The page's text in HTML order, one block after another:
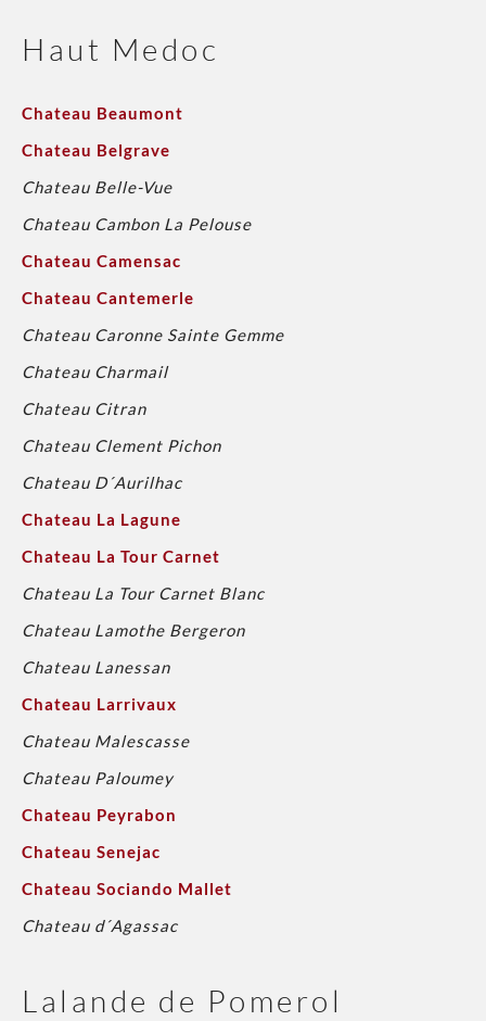
Haut Medoc
Chateau Beaumont
Chateau Belgrave
Chateau Belle-Vue
Chateau Cambon La Pelouse
Chateau Camensac
Chateau Cantemerle
Chateau Caronne Sainte Gemme
Chateau Charmail
Chateau Citran
Chateau Clement Pichon
Chateau D´Aurilhac
Chateau La Lagune
Chateau La Tour Carnet
Chateau La Tour Carnet Blanc
Chateau Lamothe Bergeron
Chateau Lanessan
Chateau Larrivaux
Chateau Malescasse
Chateau Paloumey
Chateau Peyrabon
Chateau Senejac
Chateau Sociando Mallet
Chateau d´Agassac
Lalande de Pomerol